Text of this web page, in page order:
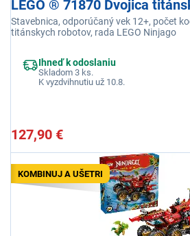
LEGO ® 71870 Dvojica
Stavebnica, odporúčaný vek 12+, počet
titánskych robotov, rada LEGO Ninjago
Ihneď k odoslaniu
Skladom 3 ks.
K vyzdvihnutiu už 10.8.
127,90 €
KOMBINUJ A UŠETRI